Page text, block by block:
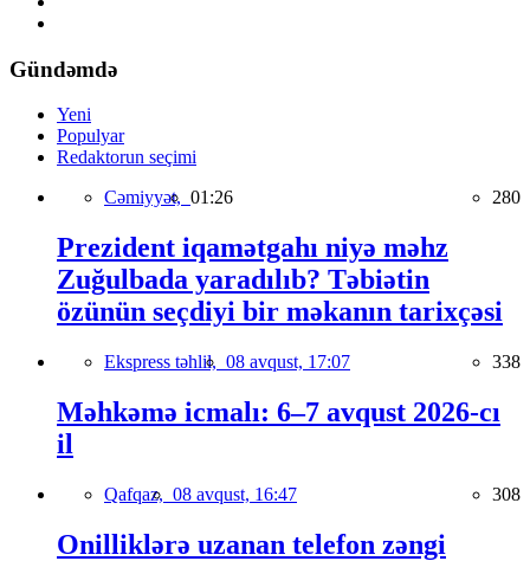
Gündəmdə
Yeni
Populyar
Redaktorun seçimi
Cəmiyyət, 01:26 280
Prezident iqamətgahı niyə məhz
Zuğulbada yaradılıb? Təbiətin
özünün seçdiyi bir məkanın tarixçəsi
Ekspress təhlil, 08 avqust, 17:07 338
Məhkəmə icmalı: 6–7 avqust 2026-cı
il
Qafqaz, 08 avqust, 16:47 308
Onilliklərə uzanan telefon zəngi